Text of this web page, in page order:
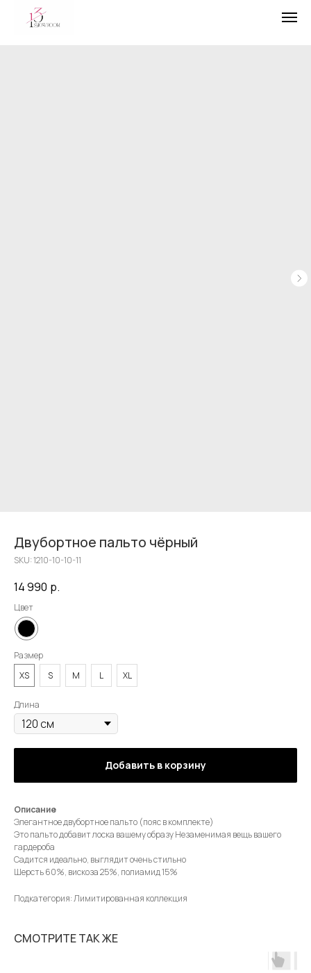
Двубортное пальто чёрный
SKU:1210-10-10-11
14 990 р.
Цвет
Размер
XS
S M L XL
Длина
Добавить в корзину
Описание
Элегантное двубортное пальто (пояс в комплекте)
Это пальто добавит лоска вашему образу Незаменимая вещь вашего
гардероба
Садится идеально, выглядит очень стильно
Шерсть 60%, вискоза 25%, полиамид 15%
Подкатегория: Лимитированная коллекция
СМОТРИТЕ ТАК ЖЕ